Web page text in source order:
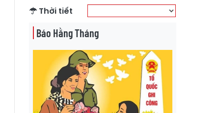
Thời tiết
Báo Hằng Tháng